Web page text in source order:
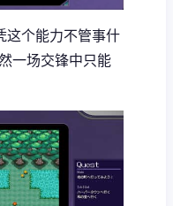
这个能力不管事什
一场交锋中只能